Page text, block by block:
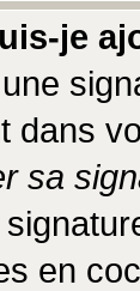
je
dans
sa
en